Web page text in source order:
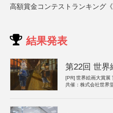
高額賞金コンテストランキング《
結果発表
第22回 世界
[PR] 世界絵画大賞展
共催：株式会社世界